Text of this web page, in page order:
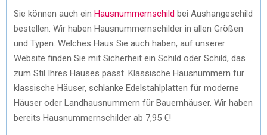
Sie können auch ein Hausnummernschild bei Aushangeschild
bestellen. Wir haben Hausnummernschilder in allen Größen
und Typen. Welches Haus Sie auch haben, auf unserer
Website finden Sie mit Sicherheit ein Schild oder Schild, das
zum Stil Ihres Hauses passt. Klassische Hausnummern für
klassische Häuser, schlanke Edelstahlplatten für moderne
Häuser oder Landhausnummern für Bauernhäuser. Wir haben
bereits Hausnummernschilder ab 7,95 €!